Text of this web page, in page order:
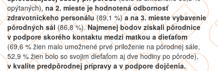
opýtaných), na 2. mieste je hodnotená odbornosť
zdravotníckeho personálu(89,1 %)a na 3. mieste vybavenie
pôrodných sál (86,8 %).Najmenej bodov získali pôrodnice
v podpore skorého kontaktu medzi matkou a dieťaťom
(69,6 % žien malo umožnené prvé priloženie na pôrodnej sále,
52,9 % žien bolo so svojim dieťaťom aj dve hodiny po pôrode),
v kvalite predpôrodnej prípravy a v podpore dojčenia.